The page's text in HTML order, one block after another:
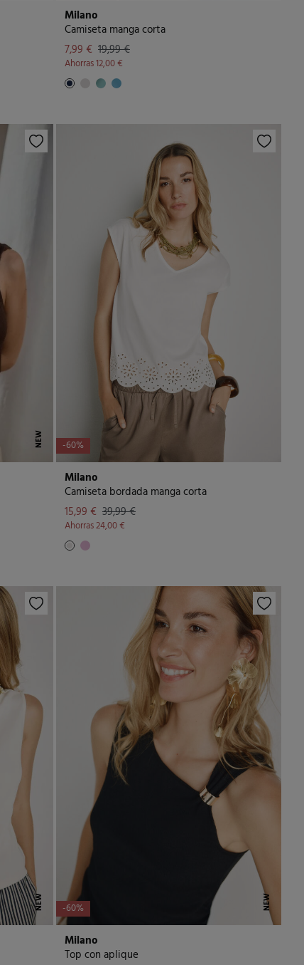
Milano
Camiseta manga corta
7,99 € 19,99 €
Ahorras12,00 €
NEW -60%
Milano
Camiseta bordada manga corta
15,99 € 39,99 €
Ahorras24,00 €
NEW -60% NEW
Milano
Top con aplique